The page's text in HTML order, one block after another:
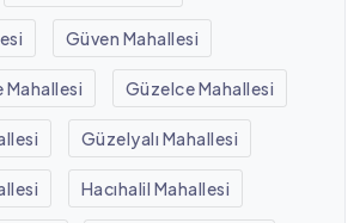
Güven Mahallesi
Güzelce Mahallesi
Güzelyalı Mahallesi
Hacıhalil Mahallesi